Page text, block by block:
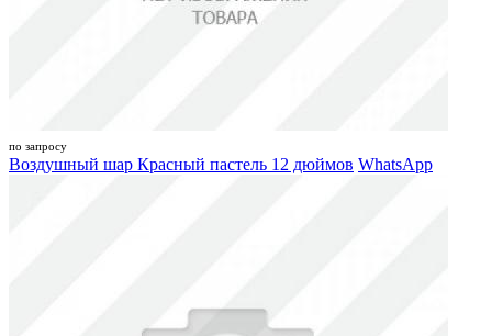
по запросу
Воздушный шар Красный пастель 12 дюймов WhatsApp